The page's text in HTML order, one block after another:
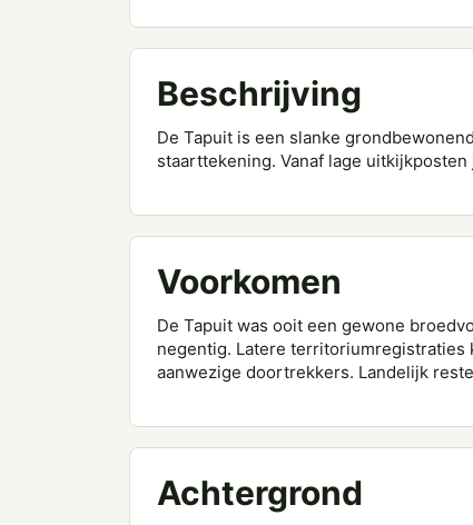
Beschrijving
De Tapuit is een slanke
staarttekening. Vanaf lage
Voorkomen
De Tapuit was ooit een gewone
negentig. Latere
aanwezige doortrekkers. Landelijk
Achtergrond